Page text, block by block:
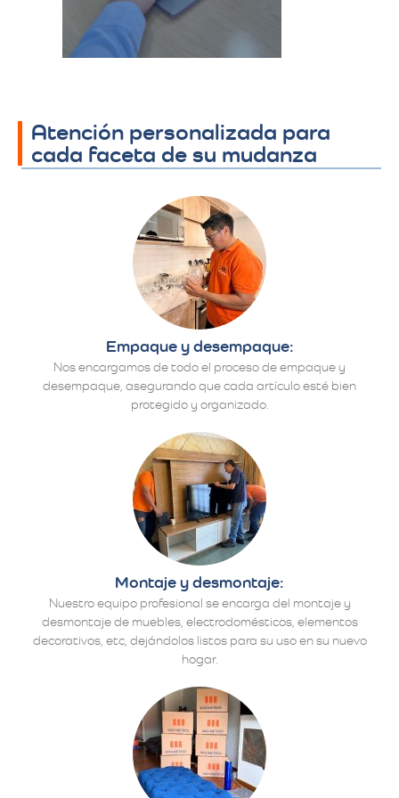
establecen los
detalles finales.​
Atención personalizada para
cada faceta de su mudanza
Empaque y desempaque:
Nos encargamos de todo el proceso de empaque y
desempaque, asegurando que cada artículo esté bien
protegido y organizado.
Montaje y desmontaje:
Nuestro equipo profesional se encarga del montaje y
desmontaje de muebles, electrodomésticos, elementos
decorativos, etc, dejándolos listos para su uso en su nuevo
hogar.